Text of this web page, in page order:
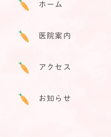
ホーム
医院案内
アクセス
お知らせ